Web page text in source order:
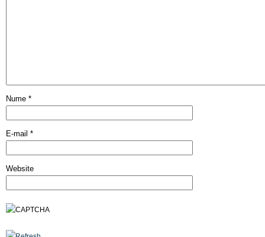
Nume *
E-mail *
Website